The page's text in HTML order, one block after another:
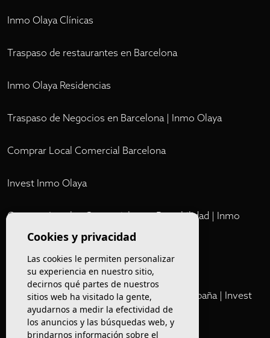
Inmo Olaya Clínicas
Traspaso de restaurantes en Barcelona
Inmo Olaya Residencias
Traspaso de Negocios en Barcelona | Inmo Olaya
Comprar Local Comercial Barcelona
Invest Inmo Olaya
Comprar Locales Comerciales en Rentabilidad | Inmo
Olaya
Cartera Privada de Activos Hoteleros en España | Invest
Inmo Olaya
Cookies y privacidad
Las cookies le permiten personalizar
su experiencia en nuestro sitio,
decirnos qué partes de nuestros
sitios web ha visitado la gente,
ayudarnos a medir la efectividad de
los anuncios y las búsquedas web, y
brindarnos información sobre el